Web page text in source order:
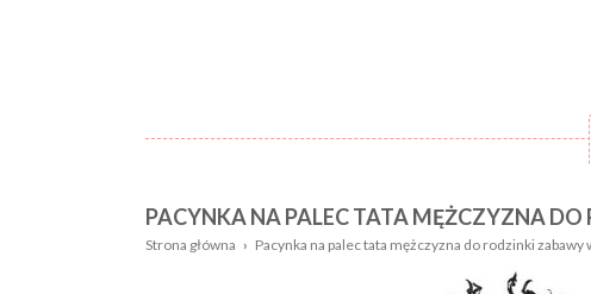
Nazwa: Płeć:
Kolor:
PACYNKA NA PALEC TATA MĘŻCZYZNA
Strona główna › Pacynka na palec tata mężczyzna do rodzinki